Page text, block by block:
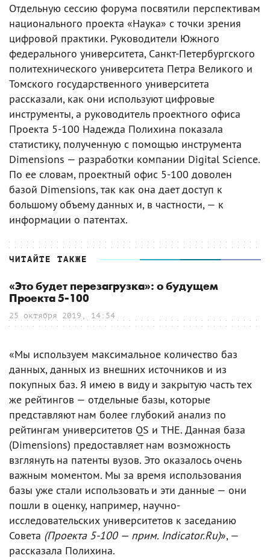
Отдельную сессию форума посвятили перспективам
национального проекта «Наука» с точки зрения
цифровой практики. Руководители Южного
федерального университета, Санкт-Петербургского
политехнического университета Петра Великого и
Томского государственного университета
рассказали, как они используют цифровые
инструменты, а руководитель проектного офиса
Проекта 5-100 Надежда Полихина показала
статистику, полученную с помощью инструмента
Dimensions — разработки компании Digital Science.
По ее словам, проектный офис 5-100 доволен
базой Dimensions, так как она дает доступ к
большому объему данных и, в частности, — к
информации о патентах.
ЧИТАЙТЕ ТАКЖЕ
«Это будет перезагрузка»: о будущем
Проекта 5-100
25 октября 2019, 14:54
«Мы используем максимальное количество баз
данных, данных из внешних источников и из
покупных баз. Я имею в виду и закрытую часть тех
же рейтингов — отдельные базы, которые
представляют нам более глубокий анализ по
рейтингам университетов QS и THE. Данная база
(Dimensions) предоставляет нам возможность
взглянуть на патенты вузов. Это оказалось очень
важным моментом. Мы за время использования
базы уже стали использовать и эти данные — они
пошли в оценку, например, научно-
исследовательских университетов к заседанию
Совета (Проекта 5-100 — прим. Indicator.Ru)», —
рассказала Полихина.